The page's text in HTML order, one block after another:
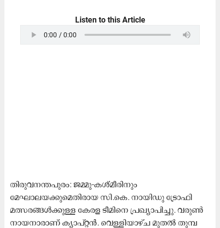
Listen to this Article
തിരുവനന്തപുരം: ജമ്മു-കശ്മീരിനും
മേഘാലയക്കുമെതിരായ സി.കെ. നായിഡു ട്രോഫി
മത്സരങ്ങൾക്കുള്ള കേരള ടീമിനെ പ്രഖ്യാപിച്ചു. വരുൺ
നായനാരാണ് ക്യാപ്റ്റൻ. വെള്ളിയാഴ്ച മുതൽ തുമ്പ